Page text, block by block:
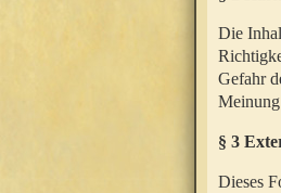
Die
Gefahr
§ 3
Dieses